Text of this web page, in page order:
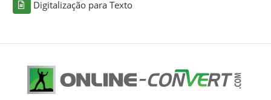
Digitalização para Texto